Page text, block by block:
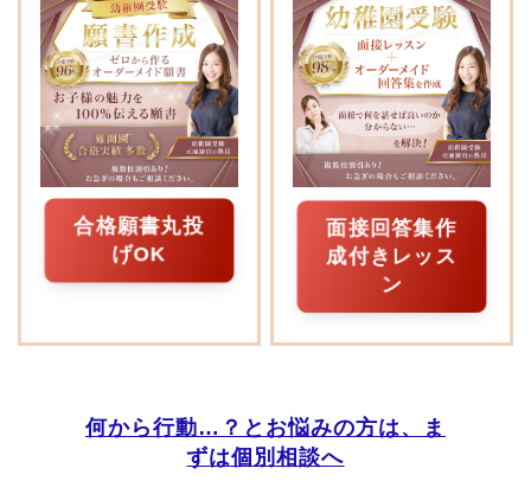
合格願書丸投
げOK
面接回答集作
成付きレッス
ン
何から行動…？とお悩みの方は、ま
ずは個別相談へ